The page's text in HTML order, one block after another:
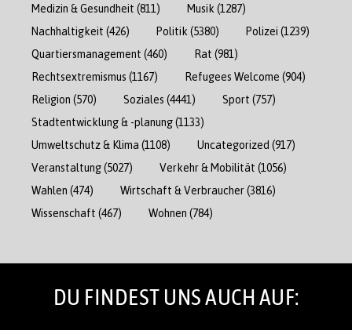
Medizin & Gesundheit (811) Musik (1287)
Nachhaltigkeit (426) Politik (5380) Polizei (1239)
Quartiersmanagement (460) Rat (981)
Rechtsextremismus (1167) Refugees Welcome (904)
Religion (570) Soziales (4441) Sport (757)
Stadtentwicklung & -planung(1133)
Umweltschutz & Klima (1108) Uncategorized (917)
Veranstaltung(5027) Verkehr & Mobilität (1056)
Wahlen (474) Wirtschaft & Verbraucher(3816)
Wissenschaft (467) Wohnen (784)
DU FINDEST UNS AUCH AUF: